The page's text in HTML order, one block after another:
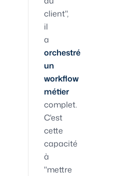
client",
il
a
orchestré
un
workflow
métier
complet.
C'est
cette
capacité
à
"mettre